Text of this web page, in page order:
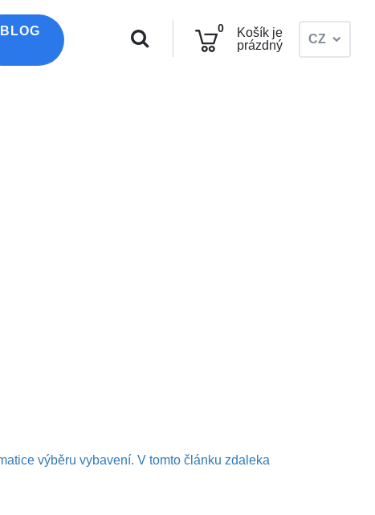
CZ
0
Košík je
prázdný
BLOG
výběru vybavení. V tomto článku zdaleka